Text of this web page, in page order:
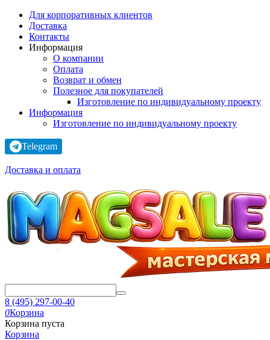
Для корпоративных клиентов
Доставка
Контакты
Информация
О компании
Оплата
Возврат и обмен
Полезное для покупателей
Изготовление по индивидуальному проекту
Информация
Изготовление по индивидуальному проекту
Telegram
Доставка и оплата
8 (495) 297-00-40
0Корзина
Корзина пуста
Корзина